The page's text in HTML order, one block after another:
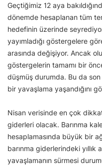
Geçtiğimiz 12 aya
dönemde hesaplanan tüm
hedefinin üzerinde
yayımladığı göstergelere
arasında değişiyor. Ancak
göstergelerin tamamı bir
düşmüş durumda. Bu da son
bir yavaşlama yaşandığını
Nisan verisinde en çok
giderleri olacak. Barınma
hesaplamasında büyük bir
barınma giderlerindeki yıllık
yavaşlamanın sürmesi